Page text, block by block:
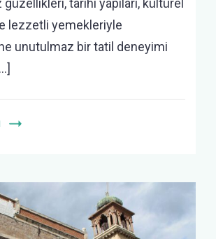
güzellikleri, tarihi yapıları, kültürel
lezzetli yemekleriyle
unutulmaz bir tatil deneyimi